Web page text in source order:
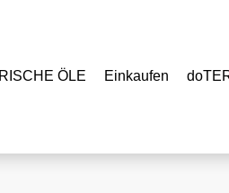
ÖLE Einkaufen